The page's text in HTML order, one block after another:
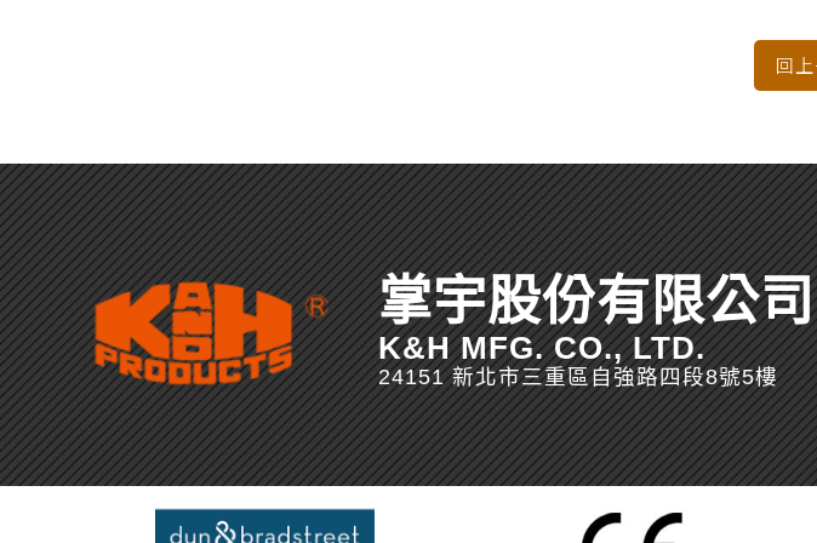
掌宇股份有限公司
K&H MFG. CO., LTD.
24151 新北市三重區自強路四段8號5樓